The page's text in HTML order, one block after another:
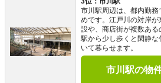
市川駅周辺は、都内勤
めです。江戸川の対岸
設や、商店街が複数ある
駅から少し歩くと閑静
いて暮らせます。
市川駅の物